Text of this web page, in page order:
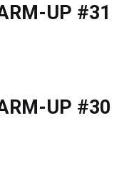
UP #31
UP #30